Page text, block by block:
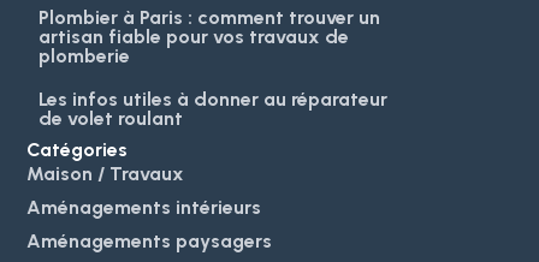
Plombier à Paris : comment trouver un
artisan fiable pour vos travaux de
plomberie
Les infos utiles à donner au réparateur
de volet roulant
Catégories
Maison / Travaux
Aménagements intérieurs
Aménagements paysagers